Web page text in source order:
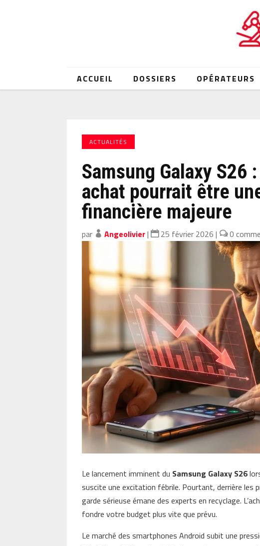
ACCUEIL DOSSIERS OPÉRATEURS
ACTUALITÉS
Samsung Galaxy S26
achat pourrait être
financière majeure
par Angeolivier| 25 février 2026 | 0
Le lancement imminent du Samsung Galaxy S26
suscite une excitation fébrile. Pourtant, derrière les
garde sérieuse émane des experts en recyclage.
fondre votre budget plus vite que prévu.
Le marché des smartphones Android subit une